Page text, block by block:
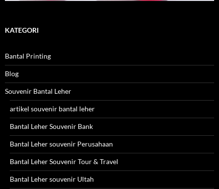
KATEGORI
Bantal Printing
Blog
Souvenir Bantal Leher
artikel souvenir bantal leher
Bantal Leher Souvenir Bank
Bantal Leher souvenir Perusahaan
Bantal Leher Souvenir Tour & Travel
Bantal Leher souvenir Ultah